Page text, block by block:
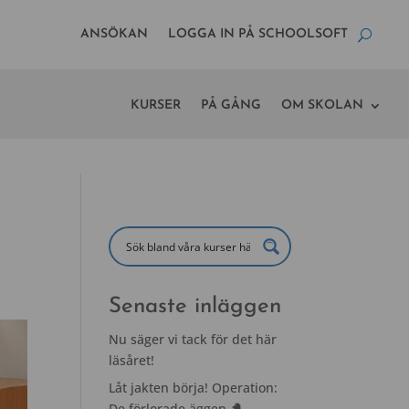
ANSÖKAN LOGGA IN PÅ SCHOOLSOFT
KURSER PÅ GÅNG OM SKOLAN
Senaste inläggen
Nu säger vi tack för det här
läsåret!
Låt jakten börja! Operation: